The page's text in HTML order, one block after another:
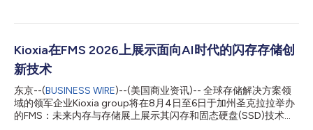
37 Gb/mm²，树立了比特密度、性能和能效的行业标杆1。 新一代
CMOS逻辑电路和存储阵列分别在不同的晶圆上制造，然后通过高
精度的晶圆对晶圆对准将它们键合在一起，与第八代3D闪存相
比，提高了读写带宽，并成为业界首款达到4.8 Gb/s3接口的QLC
3D闪存技术。 此外，额外的接口改进提升了I/O数据输出的传输能
效。这些大幅度的能效升级直接解决了现代AI和云基础设施面临的
功耗与散热挑战。 Kioxia首席技术官Hideshi Miyajima表示：“随着
AI持续支撑社会的进步，其应用正从生成式AI扩展到基于智能体
Kioxia在FMS 2026上展示面向AI时代的闪存存储创
新技术
东京--(BUSINESS WIRE)--(美国商业资讯)-- 全球存储解决方案领
域的领军企业Kioxia group将在8月4日至6日于加州圣克拉拉举办
的FMS：未来内存与存储展上展示其闪存和固态硬盘(SSD)技术